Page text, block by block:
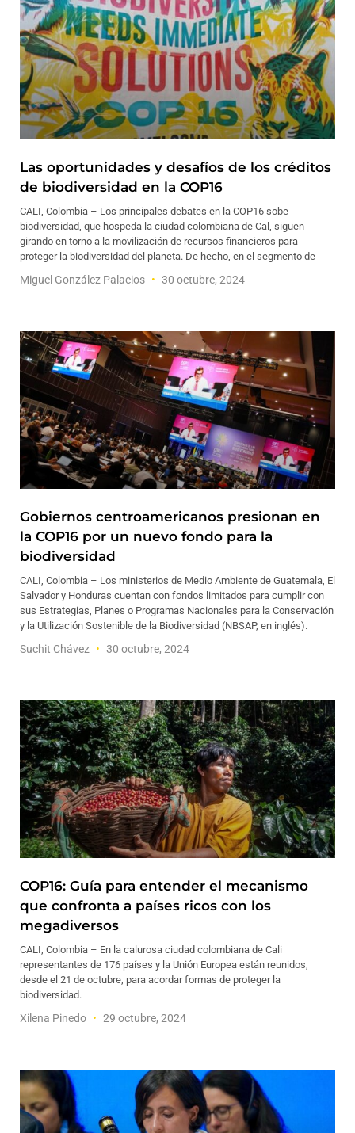
Las oportunidades y desafíos de los créditos
de biodiversidad en la COP16
CALI, Colombia – Los principales debates en la COP16 sobe
biodiversidad, que hospeda la ciudad colombiana de Cal, siguen
girando en torno a la movilización de recursos financieros para
proteger la biodiversidad del planeta. De hecho, en el segmento de
Miguel González Palacios 30 octubre, 2024
Gobiernos centroamericanos presionan en
la COP16 por un nuevo fondo para la
biodiversidad
CALI, Colombia – Los ministerios de Medio Ambiente de Guatemala, El
Salvador y Honduras cuentan con fondos limitados para cumplir con
sus Estrategias, Planes o Programas Nacionales para la Conservación
y la Utilización Sostenible de la Biodiversidad (NBSAP, en inglés).
Suchit Chávez 30 octubre, 2024
COP16: Guía para entender el mecanismo
que confronta a países ricos con los
megadiversos
CALI, Colombia – En la calurosa ciudad colombiana de Cali
representantes de 176 países y la Unión Europea están reunidos,
desde el 21 de octubre, para acordar formas de proteger la
biodiversidad.
Xilena Pinedo 29 octubre, 2024